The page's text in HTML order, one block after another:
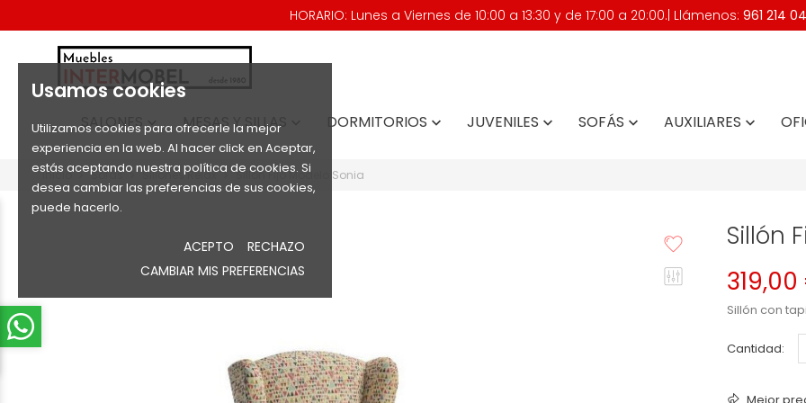
Usamos cookies
Utilizamos cookies para ofrecerle la mejor
experiencia en la web. Al hacer click en Aceptar,
estás aceptando nuestra política de cookies. Si
desea cambiar las preferencias de sus cookies,
puede hacerlo.
ACEPTO
RECHAZO
CAMBIAR MIS PREFERENCIAS
HORARIO: Lunes a Viernes de 10:00 a 13:30 y de 17:00 a 20:00.| Llámenos: 961 214
SALONES  MESAS Y SILLAS DORMITORIOS  JUVENILES  SOFÁS  AUXILIARES 
Inicio Sofás Sillones Relax Sillón Fijo Modelo Sonia
Sillón
Sillón con
Cantidad:
Mejor